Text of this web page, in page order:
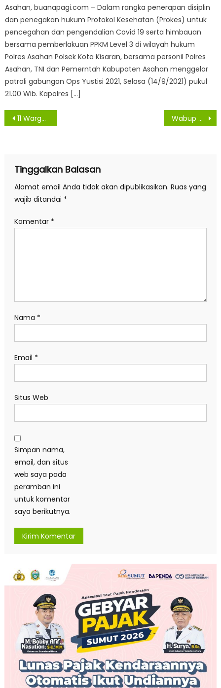
Asahan, buanapagi.com – Dalam rangka penerapan disiplin
dan penegakan hukum Protokol Kesehatan (Prokes) untuk
pencegahan dan pengendalian Covid 19 serta himbauan
bersama pemberlakuan PPKM Level 3 di wilayah hukum
Polres Asahan Polsek Kota Kisaran, bersama personil Polres
Asahan, TNI dan Pemerntah Kabupaten Asahan menggelar
patroli gabungan Ops Yustisi 2021, Selasa (14/9/2021) pukul
21.00 Wib. Kapolres […]
Navigasi
11 Warga Asahan Konfirmasi Dan 1 Meninggal Wabup Asahan Hadiri FGD Para Huffazh dan Pimpinan Pondok Tahfizh Al-Qur’an Se-Sumut
Tinggalkan Balasan
Alamat email Anda tidak akan dipublikasikan. Ruas yang
wajib ditandai *
Komentar *
Nama *
Email *
Situs Web
Simpan nama,
email, dan situs
web saya pada
peramban ini
untuk komentar
saya berikutnya.